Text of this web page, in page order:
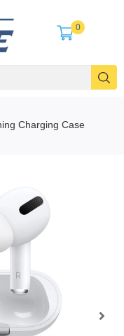
0
Charging Case